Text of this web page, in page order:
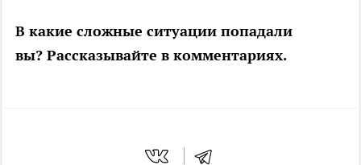
В какие сложные ситуации попадали
вы? Рассказывайте в комментариях.